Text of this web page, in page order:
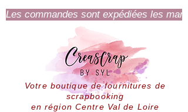
Les commandes sont expédiées les
Votre boutique de fournitures de
scrapbooking
en région Centre Val de Loire